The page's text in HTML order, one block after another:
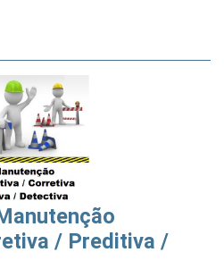
/ Preditiva /